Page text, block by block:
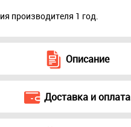
производителя 1 год.
Описание
Доставка и оплата